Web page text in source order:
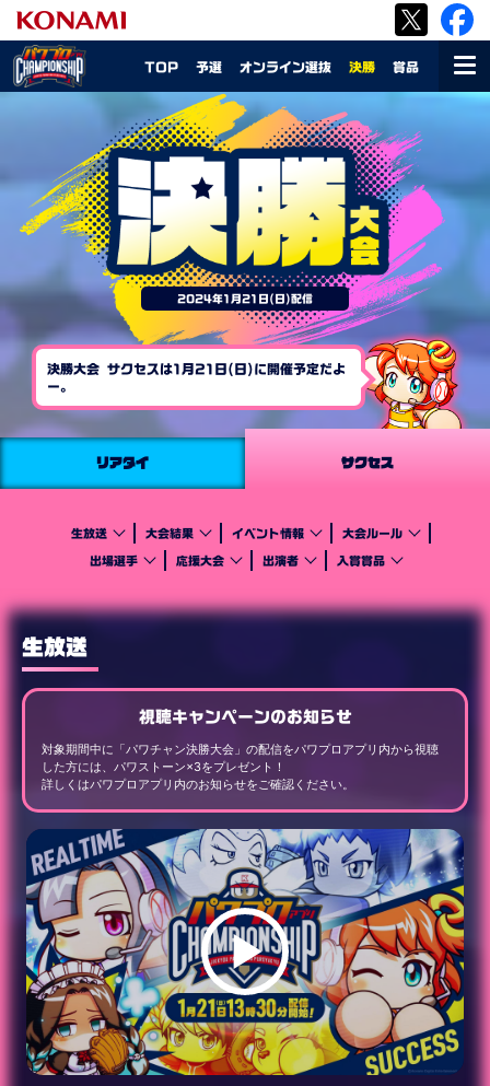
TOP 予選 オンライン選抜 決勝 賞品
MEN
2024年1月21日(日)配信
決勝大会 サクセスは1月21日(日)に開催予定だよ
ー。
リアタイ サクセス
生放送 大会結果 イベント情報 大会ルール
出場選手 応援大会 出演者 入賞賞品
生放送
視聴キャンペーンのお知らせ
対象期間中に「パワチャン決勝大会」の配信をパワプロアプリ内から視聴
した方には、パワストーン×3をプレゼント！
詳しくはパワプロアプリ内のお知らせをご確認ください。